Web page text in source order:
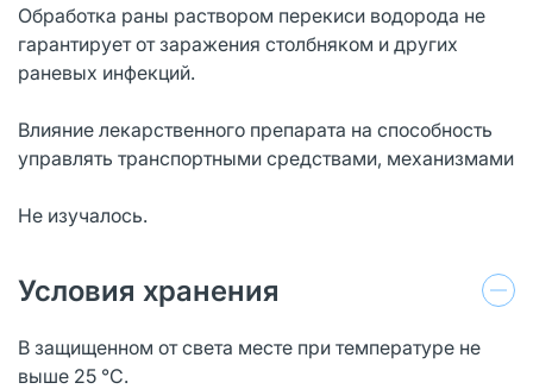
Обработка раны раствором перекиси водорода не
гарантирует от заражения столбняком и других
раневых инфекций.
Влияние лекарственного препарата на способность
управлять транспортными средствами, механизмами
Не изучалось.
Условия хранения
В защищенном от света месте при температуре не
выше 25 °С.